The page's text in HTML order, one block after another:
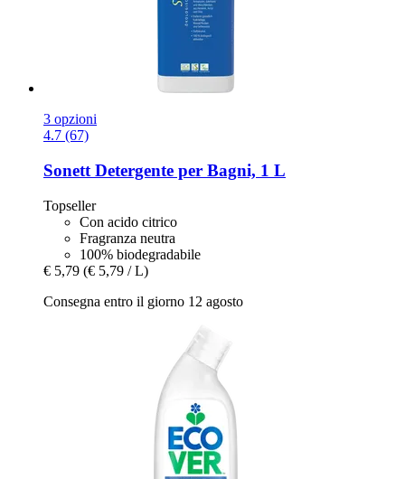
3 opzioni
4.7 (67)
Sonett Detergente per Bagni, 1 L
Topseller
Con acido citrico
Fragranza neutra
100% biodegradabile
€ 5,79 (€ 5,79 / L)
Consegna entro il giorno 12 agosto